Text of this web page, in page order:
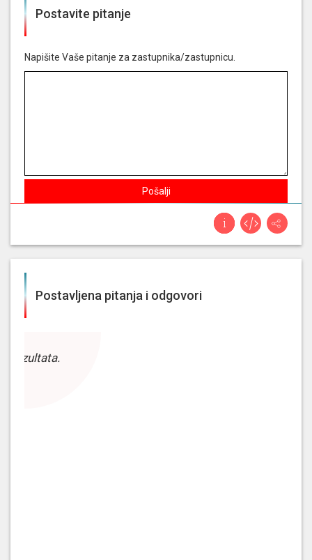
Postavite pitanje
Napišite Vaše pitanje za zastupnika/zastupnicu.
Pošalji
Postavljena pitanja i odgovori
rezultata.